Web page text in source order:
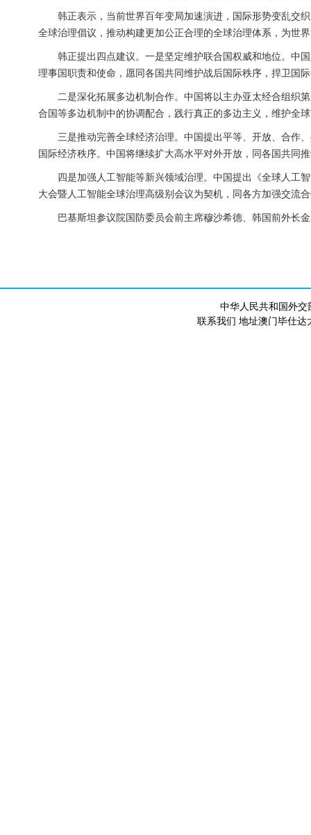
韩正表示，当前世界百年变局加速演进，国际形势变乱交
全球治理倡议，推动构建更加公正合理的全球治理体系，为世
韩正提出四点建议。一是坚定维护联合国权威和地位。中
理事国职责和使命，愿同各国共同维护战后国际秩序，捍卫国
二是深化拓展多边机制合作。中国将以主办亚太经合组织
合国等多边机制中的协调配合，践行真正的多边主义，维护全
三是推动完善全球经济治理。中国提出平等、开放、合作
国际经济秩序。中国将继续扩大高水平对外开放，同各国共同
四是加强人工智能等新兴领域治理。中国提出《全球人工
大会暨人工智能全球治理高级别会议为契机，同各方加强交流
巴基斯坦参议院国防委员会前主席穆沙希德、韩国前外长
中华人民共和国外
联系我们 地址澳门毕仕